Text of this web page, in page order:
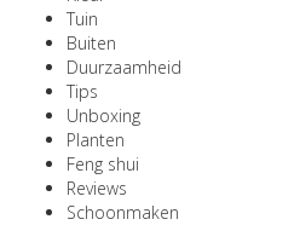
Tuin
Buiten
Duurzaamheid
Tips
Unboxing
Planten
Feng shui
Reviews
Schoonmaken